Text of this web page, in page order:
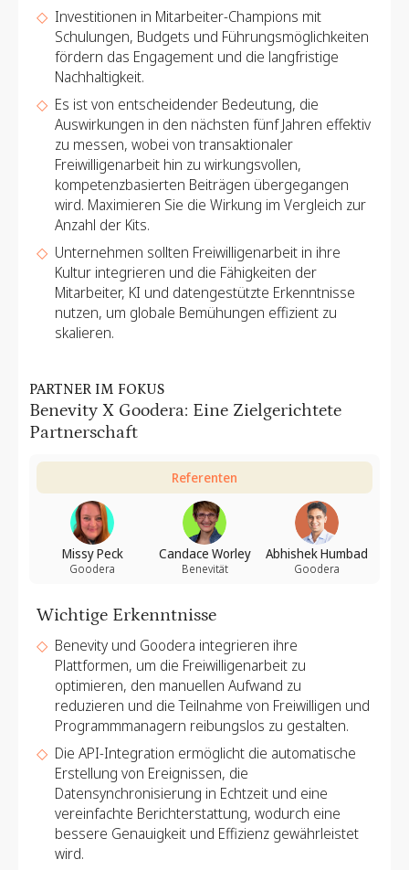
Investitionen in Mitarbeiter-Champions mit
Schulungen, Budgets und Führungsmöglichkeiten
fördern das Engagement und die langfristige
Nachhaltigkeit.
Es ist von entscheidender Bedeutung, die
Auswirkungen in den nächsten fünf Jahren effektiv
zu messen, wobei von transaktionaler
Freiwilligenarbeit hin zu wirkungsvollen,
kompetenzbasierten Beiträgen übergegangen
wird. Maximieren Sie die Wirkung im Vergleich zur
Anzahl der Kits.
Unternehmen sollten Freiwilligenarbeit in ihre
Kultur integrieren und die Fähigkeiten der
Mitarbeiter, KI und datengestützte Erkenntnisse
nutzen, um globale Bemühungen effizient zu
skalieren.
PARTNER IM FOKUS
Benevity X Goodera: Eine Zielgerichtete
Partnerschaft
Referenten
Missy Peck
Goodera
Candace Worley
Benevität
Abhishek Humbad
Goodera
Wichtige Erkenntnisse
Benevity und Goodera integrieren ihre
Plattformen, um die Freiwilligenarbeit zu
optimieren, den manuellen Aufwand zu
reduzieren und die Teilnahme von Freiwilligen und
Programmmanagern reibungslos zu gestalten.
Die API-Integration ermöglicht die automatische
Erstellung von Ereignissen, die
Datensynchronisierung in Echtzeit und eine
vereinfachte Berichterstattung, wodurch eine
bessere Genauigkeit und Effizienz gewährleistet
wird.